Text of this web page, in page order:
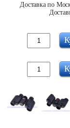
Доставка по